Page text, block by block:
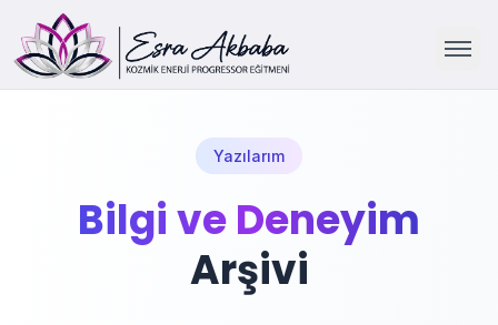
Yazılarım
Bilgi ve Deneyim
Arşivi